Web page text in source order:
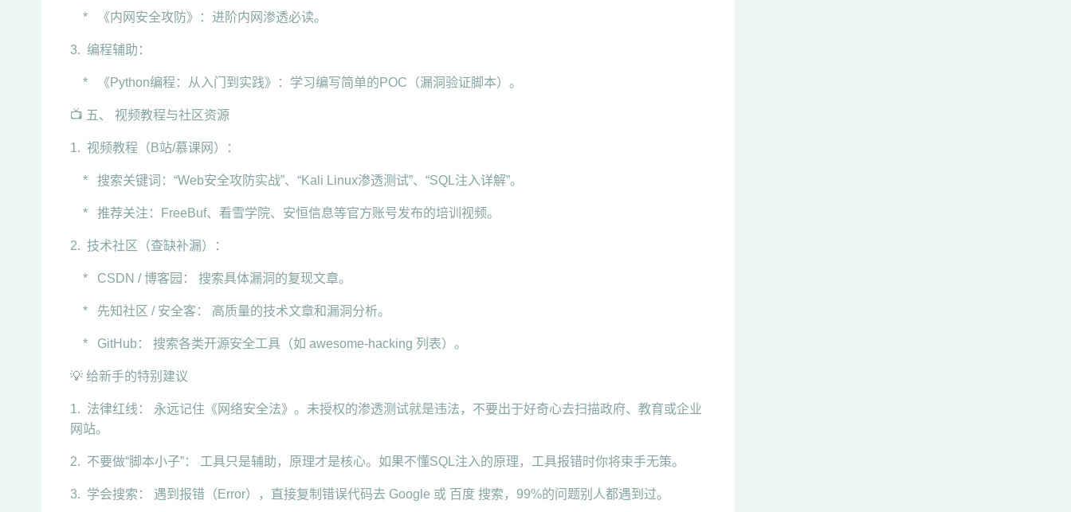
* 《内网安全攻防》：进阶内网渗透必读。
3. 编程辅助：
* 《Python编程：从入门到实践》：学习编写简单的POC（漏洞验证脚本）。
📺 五、 视频教程与社区资源
1. 视频教程（B站/慕课网）：
* 搜索关键词：“Web安全攻防实战”、“Kali Linux渗透测试”、“SQL注入详解”。
* 推荐关注：FreeBuf、看雪学院、安恒信息等官方账号发布的培训视频。
2. 技术社区（查缺补漏）：
* CSDN / 博客园： 搜索具体漏洞的复现文章。
* 先知社区 / 安全客： 高质量的技术文章和漏洞分析。
* GitHub： 搜索各类开源安全工具（如 awesome-hacking 列表）。
💡 给新手的特别建议
1. 法律红线： 永远记住《网络安全法》。未授权的渗透测试就是违法，不要出于好奇心去扫描政府、教育或企业
网站。
2. 不要做“脚本小子”： 工具只是辅助，原理才是核心。如果不懂SQL注入的原理，工具报错时你将束手无策。
3. 学会搜索： 遇到报错（Error），直接复制错误代码去 Google 或 百度 搜索，99%的问题别人都遇到过。